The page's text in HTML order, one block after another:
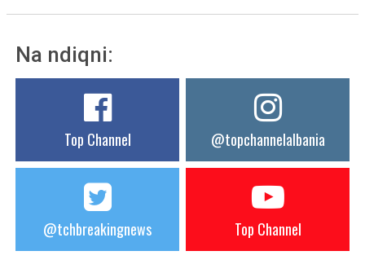
Na ndiqni:
Top Channel @topchannelalbania
@tchbreakingnews Top Channel